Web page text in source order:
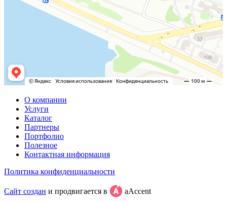
О компании
Услуги
Каталог
Партнеры
Портфолио
Полезное
Контактная информация
Политика конфиденциальности
Сайт создан и продвигается в
aAccent